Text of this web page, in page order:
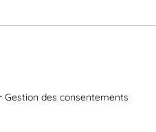
Gestion des consentements